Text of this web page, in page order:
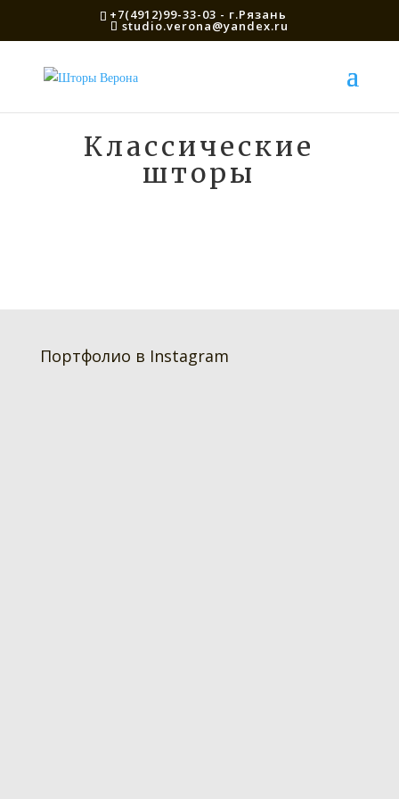
+7(4912)99-33-03 - г.Рязань
studio.verona@yandex.ru
Классические
шторы
Портфолио в Instagram